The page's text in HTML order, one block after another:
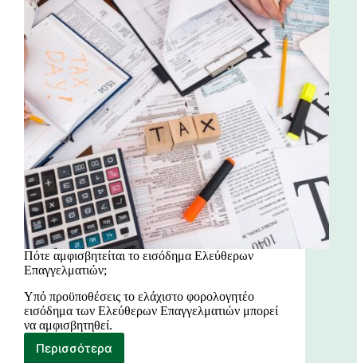
Πότε αμφισβητείται το εισόδημα Ελεύθερων
Επαγγελματιών;
Υπό προϋποθέσεις το ελάχιστο φορολογητέο
εισόδημα των Ελεύθερων Επαγγελματιών μπορεί
να αμφισβητηθεί.
Περισσότερα
Πότε